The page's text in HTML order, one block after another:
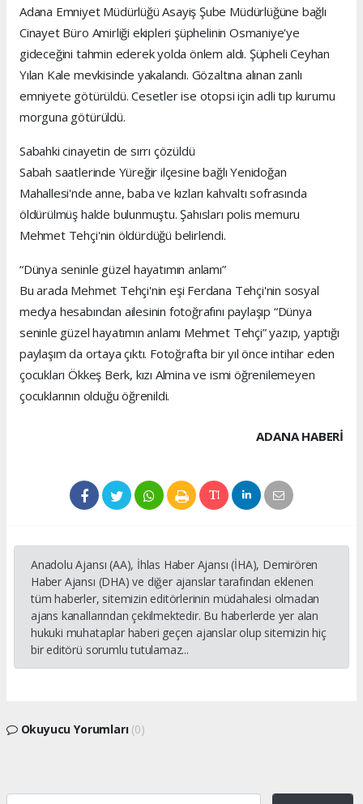
Adana Emniyet Müdürlüğü Asayiş Şube Müdürlüğüne bağlı
Cinayet Büro Amirliği ekipleri şüphelinin Osmaniye'ye
gideceğini tahmin ederek yolda önlem aldı. Şüpheli Ceyhan
Yılan Kale mevkisinde yakalandı. Gözaltına alınan zanlı
emniyete götürüldü. Cesetler ise otopsi için adli tıp kurumu
morguna götürüldü.
Sabahki cinayetin de sırrı çözüldü
Sabah saatlerinde Yüreğir ilçesine bağlı Yenidoğan
Mahallesi'nde anne, baba ve kızları kahvaltı sofrasında
öldürülmüş halde bulunmuştu. Şahısları polis memuru
Mehmet Tehçi'nin öldürdüğü belirlendi.
“Dünya seninle güzel hayatımın anlamı”
Bu arada Mehmet Tehçi'nin eşi Ferdana Tehçi'nin sosyal
medya hesabından ailesinin fotoğrafını paylaşıp “Dünya
seninle güzel hayatımın anlamı Mehmet Tehçi” yazıp, yaptığı
paylaşım da ortaya çıktı. Fotoğrafta bir yıl önce intihar eden
çocukları Ökkeş Berk, kızı Almina ve ismi öğrenilemeyen
çocuklarının olduğu öğrenildi.
ADANA HABERİ
Anadolu Ajansı (AA), İhlas Haber Ajansı (İHA), Demirören
Haber Ajansı (DHA) ve diğer ajanslar tarafından eklenen
tüm haberler, sitemizin editörlerinin müdahalesi olmadan
ajans kanallarından çekilmektedir. Bu haberlerde yer alan
hukuki muhataplar haberi geçen ajanslar olup sitemizin hiç
bir editörü sorumlu tutulamaz...
Okuyucu Yorumları (0)